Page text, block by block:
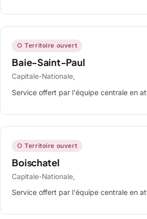
○ Territoire ouvert
Baie-Saint-Paul
Capitale-Nationale,
Service offert par l'équipe centrale en
○ Territoire ouvert
Boischatel
Capitale-Nationale,
Service offert par l'équipe centrale en